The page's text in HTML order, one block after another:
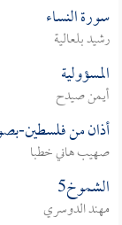
سورة النساء
رشيد بلعالية
المسؤولية
أيمن صيدح
أذان من فلسطين-
صهيب هاني خطبا
الشموخ5
مهند الدوسري